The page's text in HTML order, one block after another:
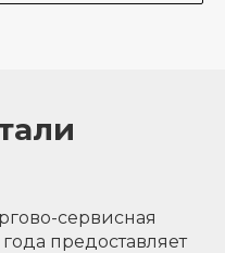
сервисная
предоставляет